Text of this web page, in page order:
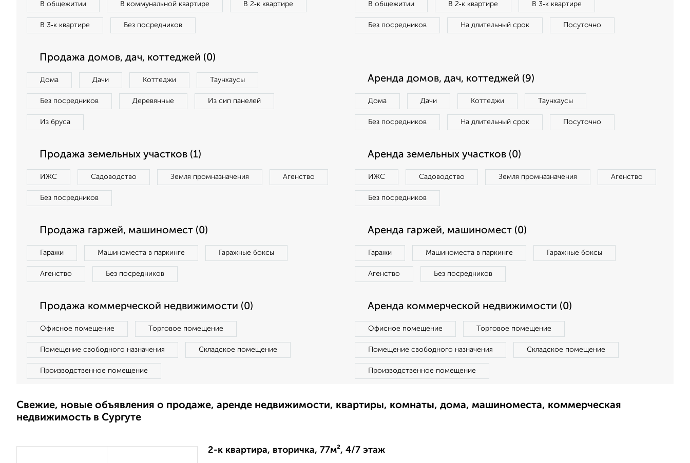
В общежитии В коммунальной квартире В 2‑к квартире
В 3‑к квартире Без посредников
В общежитии В 2‑к квартире В 3‑к квартире
Без посредников На длительный срок Посуточно
Продажа домов, дач, коттеджей (0)
Дома Дачи Коттеджи Таунхаусы
Без посредников Деревянные Из сип панелей
Из бруса
Аренда домов, дач, коттеджей (9)
Дома Дачи Коттеджи Таунхаусы
Без посредников На длительный срок Посуточно
Продажа земельных участков (1)
ИЖС Садоводство Земля промназначения Агенство
Без посредников
Аренда земельных участков (0)
ИЖС Садоводство Земля промназначения Агенство
Без посредников
Продажа гаржей, машиномест (0)
Гаражи Машиноместа в паркинге Гаражные боксы
Агенство Без посредников
Аренда гаржей, машиномест (0)
Гаражи Машиноместа в паркинге Гаражные боксы
Агенство Без посредников
Продажа коммерческой недвижимости (0)
Офисное помещение Торговое помещение
Помещение свободного назначения Складское помещение
Производственное помещение
Аренда коммерческой недвижимости (0)
Офисное помещение Торговое помещение
Помещение свободного назначения Складское помещение
Производственное помещение
Свежие, новые объявления о продаже, аренде недвижимости, квартиры, комнаты, дома, машиноместа, коммерческая
недвижимость в Сургуте
2-к квартира, вторичка, 77м², 4/7 этаж